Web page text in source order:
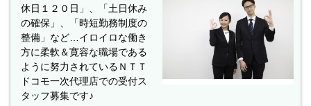
休日１２０日」、「土日休み
の確保」、「時短勤務制度の
整備」など…イロイロな働き
方に柔軟＆寛容な職場である
ように努力されているＮＴＴ
ドコモ一次代理店での受付ス
タッフ募集です♪